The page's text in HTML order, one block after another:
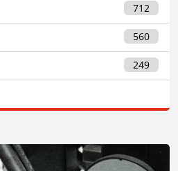
712
560
249